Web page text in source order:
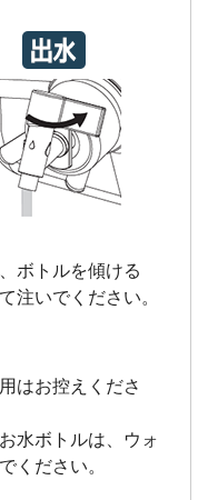
ボトルを傾ける
注いでください。
はお控えくださ
水ボトルは、ウォ
ください。